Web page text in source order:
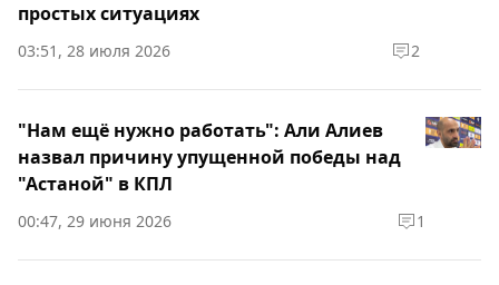
простых ситуациях
03:51, 28 июля 2026 2
"Нам ещё нужно работать": Али Алиев
назвал причину упущенной победы над
"Астаной" в КПЛ
00:47, 29 июня 2026 1